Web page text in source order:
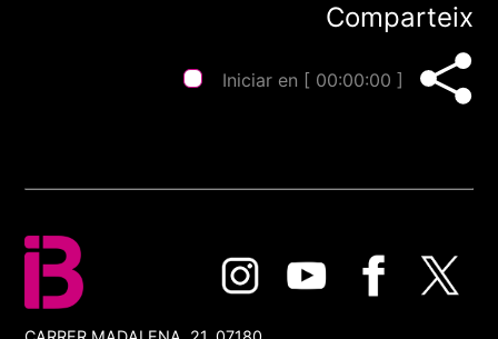
Comparteix
Iniciar en [ 00:00:00 ]